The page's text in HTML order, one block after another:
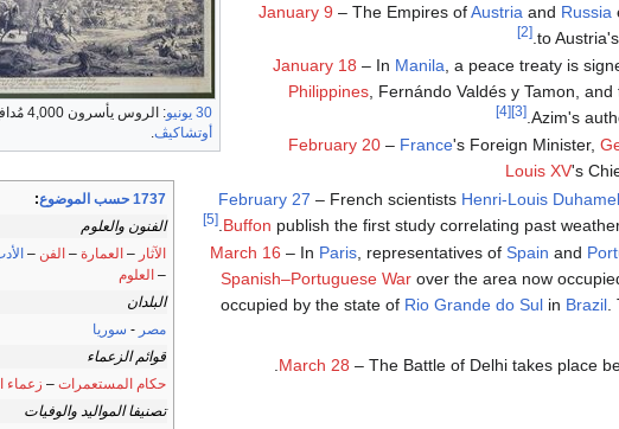
30 يونيو
: الروس يأسرون 4,000 مُدافع عثماني حين فتحوا
أوتشاكيڤ
1737 حسب الموضوع
:
الفنون والعلوم
الآثار – العمارة – الفن –
– العلوم
البلدان
مصر - سوريا
قوائم الزعماء
حكام المستعمرات – زعماء
تصنيفا المواليد والوفيات
January 9 – The Empires ofAustria and Russia
to
[2]
January 18 – In Manila , a peace treaty is
Philippines, Fernándo Valdés y Tamon, and
Azim's
.
[3]
[4]
February 20– France's Foreign Minister,
Louis XV's
February 27 – French scientists Henri-Louis
Buffon publish the first study correlating past
.
[5]
March 16 – In Paris, representatives of Spain and
Spanish–Portuguese Warover the area now
occupied by the state of Rio Grande do Sulin Brazil.
March 28 – The Battle of Delhi takes place